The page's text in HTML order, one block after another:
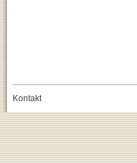
Kontakt